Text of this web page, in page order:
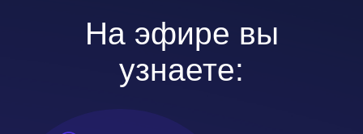
На эфире вы
узнаете: